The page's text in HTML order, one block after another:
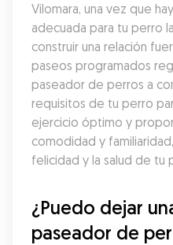
Vilomara, una vez que
adecuada para tu perro
construir una relación
paseos programados
paseador de perros a
requisitos de tu perro
ejercicio óptimo y
comodidad y
felicidad y la salud de tu
¿Puedo dejar
paseador de